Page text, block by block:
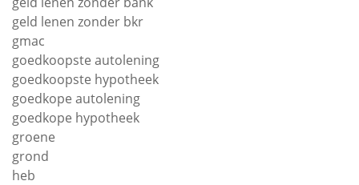
geld lenen zonder bkr
gmac
goedkoopste autolening
goedkoopste hypotheek
goedkope autolening
goedkope hypotheek
groene
grond
heb